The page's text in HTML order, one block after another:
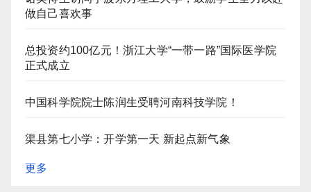
做自己喜欢事
总投资约100亿元！浙江大学“一带一路”国际医学院
正式成立
中国科学院院士陈润生受聘河南科技学院！
渠县第七小学：开学第一天 新起点新气象
更多